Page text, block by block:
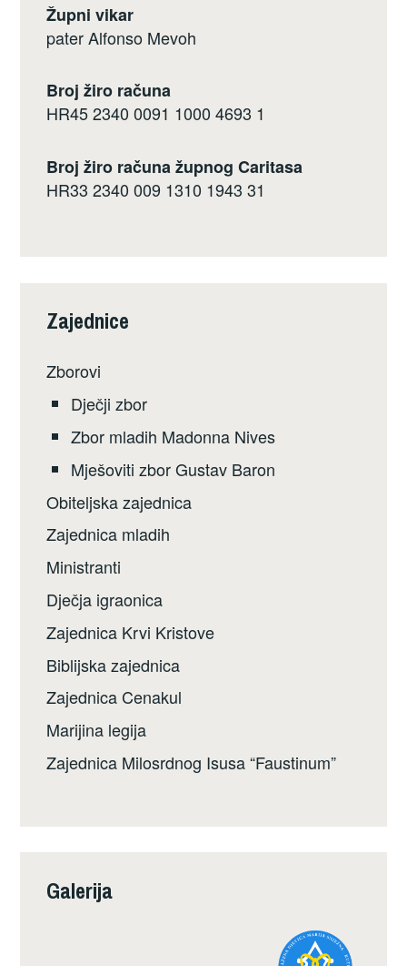
Župni vikar
pater Alfonso Mevoh
Broj žiro računa
HR45 2340 0091 1000 4693 1
Broj žiro računa župnog Caritasa
HR33 2340 009 1310 1943 31
Zajednice
Zborovi
Dječji zbor
Zbor mladih Madonna Nives
Mješoviti zbor Gustav Baron
Obiteljska zajednica
Zajednica mladih
Ministranti
Dječja igraonica
Zajednica Krvi Kristove
Biblijska zajednica
Zajednica Cenakul
Marijina legija
Zajednica Milosrdnog Isusa “Faustinum”
Galerija